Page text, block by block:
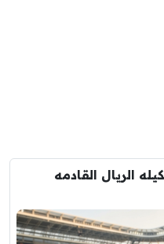
الريال القادمه